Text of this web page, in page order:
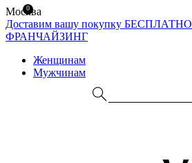
Москва
Доставим вашу покупку БЕСПЛАТНО
ФРАНЧАЙЗИНГ
Женщинам
Мужчинам
0